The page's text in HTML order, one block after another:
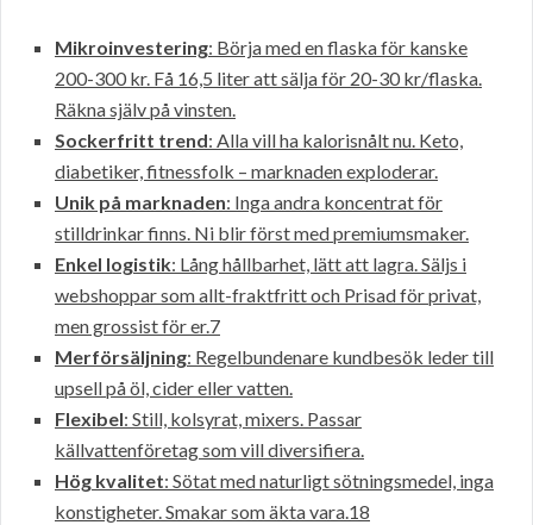
Mikroinvestering: Börja med en flaska för kanske
200-300 kr. Få 16,5 liter att sälja för 20-30 kr/flaska.
Räkna själv på vinsten.
Sockerfritt trend: Alla vill ha kalorisnålt nu. Keto,
diabetiker, fitnessfolk – marknaden exploderar.
Unik på marknaden: Inga andra koncentrat för
stilldrinkar finns. Ni blir först med premiumsmaker.
Enkel logistik: Lång hållbarhet, lätt att lagra. Säljs i
webshoppar som allt-fraktfritt och Prisad för privat,
men grossist för er.7
Merförsäljning: Regelbundenare kundbesök leder till
upsell på öl, cider eller vatten.
Flexibel: Still, kolsyrat, mixers. Passar
källvattenföretag som vill diversifiera.
Hög kvalitet: Sötat med naturligt sötningsmedel, inga
konstigheter. Smakar som äkta vara.18